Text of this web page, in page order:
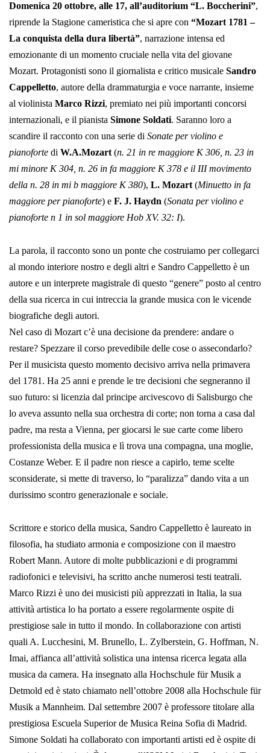
Domenica 20 ottobre, alle 17, all’auditorium “L. Boccherini”,
riprende la Stagione cameristica che si apre con “Mozart 1781 –
La conquista della dura libertà”, narrazione intensa ed
emozionante di un momento cruciale nella vita del giovane
Mozart. Protagonisti sono il giornalista e critico musicale Sandro
Cappelletto, autore della drammaturgia e voce narrante, insieme
al violinista Marco Rizzi, premiato nei più importanti concorsi
internazionali, e il pianista Simone Soldati. Saranno loro a
scandire il racconto con una serie di Sonate per violino e
pianoforte di W.A.Mozart(n. 21 in re maggiore K 306, n. 23 in
mi minore K 304, n. 26 in fa maggiore K 378 e il III movimento
della n. 28 in mi b maggiore K 380), L. Mozart(Minuetto in fa
maggiore per pianoforte) e F. J. Haydn (Sonata per violino e
pianoforte n 1 in sol maggiore Hob XV. 32: I).
La parola, il racconto sono un ponte che costruiamo per collegarci
al mondo interiore nostro e degli altri e Sandro Cappelletto è un
autore e un interprete magistrale di questo “genere” posto al centro
della sua ricerca in cui intreccia la grande musica con le vicende
biografiche degli autori.
Nel caso di Mozart c’è una decisione da prendere: andare o
restare? Spezzare il corso prevedibile delle cose o assecondarlo?
Per il musicista questo momento decisivo arriva nella primavera
del 1781. Ha 25 anni e prende le tre decisioni che segneranno il
suo futuro: si licenzia dal principe arcivescovo di Salisburgo che
lo aveva assunto nella sua orchestra di corte; non torna a casa dal
padre, ma resta a Vienna, per giocarsi le sue carte come libero
professionista della musica e lì trova una compagna, una moglie,
Costanze Weber. E il padre non riesce a capirlo, teme scelte
sconsiderate, si mette di traverso, lo “paralizza” dando vita a un
durissimo scontro generazionale e sociale.
Scrittore e storico della musica, Sandro Cappelletto è laureato in
filosofia, ha studiato armonia e composizione con il maestro
Robert Mann. Autore di molte pubblicazioni e di programmi
radiofonici e televisivi, ha scritto anche numerosi testi teatrali.
Marco Rizzi è uno dei musicisti più apprezzati in Italia, la sua
attività artistica lo ha portato a essere regolarmente ospite di
prestigiose sale in tutto il mondo. In collaborazione con artisti
quali A. Lucchesini, M. Brunello, L. Zylberstein, G. Hoffman, N.
Imai, affianca all’attività solistica una intensa ricerca legata alla
musica da camera. Ha insegnato alla Hochschule für Musik a
Detmold ed è stato chiamato nell’ottobre 2008 alla Hochschule für
Musik a Mannheim. Dal settembre 2007 è professore titolare alla
prestigiosa Escuela Superior de Musica Reina Sofia di Madrid.
Simone Soldati ha collaborato con importanti artisti ed è ospite di